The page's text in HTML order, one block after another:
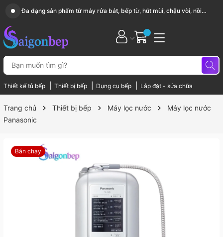
Sài Gòn Bếp chuyên thiết bị bếp, gia dụng bếp cao cấp
Thiết kế tủ bếp Thiết bị bếp Dụng cụ bếp Lắp đặt - sửa chữa
Trang chủ Thiết bị bếp Máy lọc nước
Máy lọc nước
Panasonic
Bán chạy